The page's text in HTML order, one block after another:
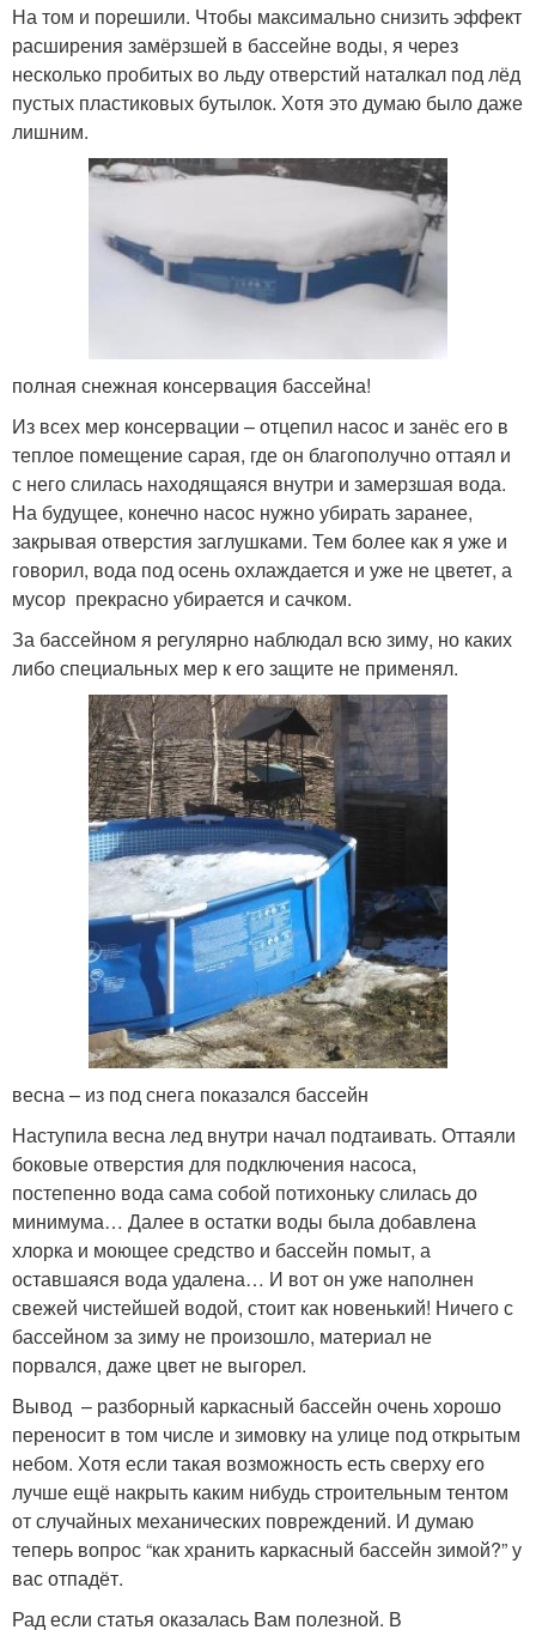
На том и порешили. Чтобы максимально снизить эффект
расширения замёрзшей в бассейне воды, я через
несколько пробитых во льду отверстий наталкал под лёд
пустых пластиковых бутылок. Хотя это думаю было даже
лишним.
полная снежная консервация бассейна!
Из всех мер консервации – отцепил насос и занёс его в
теплое помещение сарая, где он благополучно оттаял и
с него слилась находящаяся внутри и замерзшая вода.
На будущее, конечно насос нужно убирать заранее,
закрывая отверстия заглушками. Тем более как я уже и
говорил, вода под осень охлаждается и уже не цветет, а
мусор прекрасно убирается и сачком.
За бассейном я регулярно наблюдал всю зиму, но каких
либо специальных мер к его защите не применял.
весна – из под снега показался бассейн
Наступила весна лед внутри начал подтаивать. Оттаяли
боковые отверстия для подключения насоса,
постепенно вода сама собой потихоньку слилась до
минимума… Далее в остатки воды была добавлена
хлорка и моющее средство и бассейн помыт, а
оставшаяся вода удалена… И вот он уже наполнен
свежей чистейшей водой, стоит как новенький! Ничего с
бассейном за зиму не произошло, материал не
порвался, даже цвет не выгорел.
Вывод – разборный каркасный бассейн очень хорошо
переносит в том числе и зимовку на улице под открытым
небом. Хотя если такая возможность есть сверху его
лучше ещё накрыть каким нибудь строительным тентом
от случайных механических повреждений. И думаю
теперь вопрос “как хранить каркасный бассейн зимой?” у
вас отпадёт.
Рад если статья оказалась Вам полезной. В